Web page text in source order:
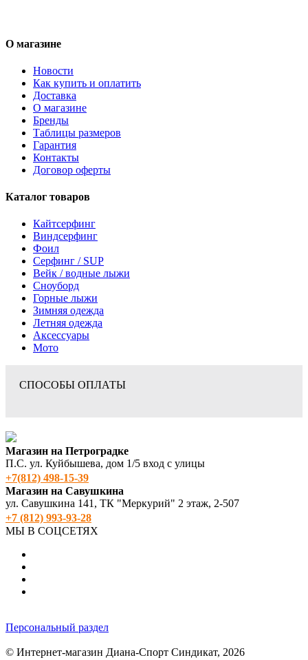
О магазине
Новости
Как купить и оплатить
Доставка
О магазине
Бренды
Таблицы размеров
Гарантия
Контакты
Договор оферты
Каталог товаров
Кайтсерфинг
Виндсерфинг
Фоил
Серфинг / SUP
Вейк / водные лыжи
Сноуборд
Горные лыжи
Зимняя одежда
Летняя одежда
Аксессуары
Мото
СПОСОБЫ ОПЛАТЫ
Магазин на Петроградке
П.С. ул. Куйбышева, дом 1/5 вход с улицы
+7(812) 498‑15-39
Магазин на Савушкина
ул. Савушкина 141, ТК "Меркурий" 2 этаж, 2-507
+7 (812) 993-93-28
МЫ В СОЦСЕТЯХ
Персональный раздел
© Интернет-магазин Диана-Спорт Синдикат, 2026